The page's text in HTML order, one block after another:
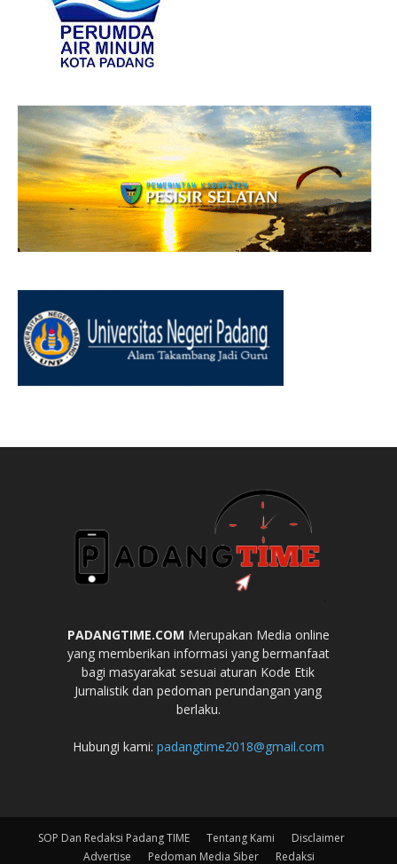
PADANGTIME.COM Merupakan Media online
yang memberikan informasi yang bermanfaat
bagi masyarakat sesuai aturan Kode Etik
Jurnalistik dan pedoman perundangan yang
berlaku.
Hubungi kami: padangtime2018@gmail.com
SOP Dan Redaksi Padang TIME Tentang Kami
Disclaimer
Advertise
Pedoman Media Siber Redaksi